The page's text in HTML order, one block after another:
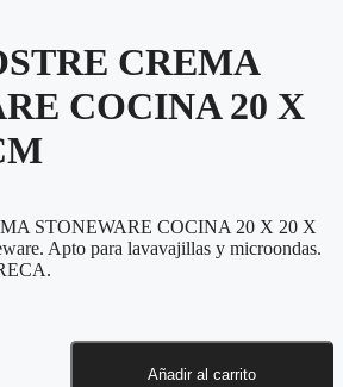
CREMA
COCINA 20 X
STONEWARE COCINA 20 X 20 X
Apto para lavavajillas y microondas.
Añadir al carrito